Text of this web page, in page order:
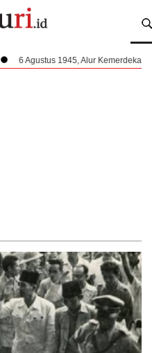
6 Agustus 1945, Alur Kemerdekaan